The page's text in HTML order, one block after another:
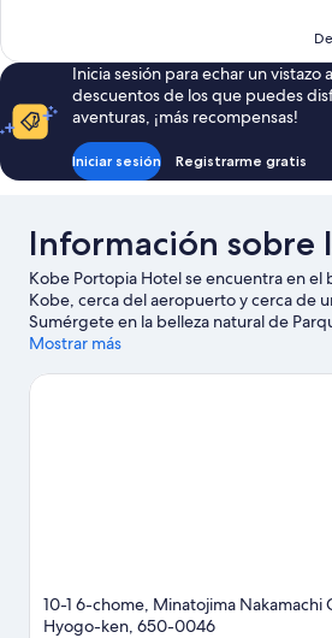
Inicia sesión para echar un vistazo
descuentos de los que puedes
aventuras, ¡más recompensas!
Iniciar sesión Registrarme gratis
Información sobre
Kobe Portopia Hotel se encuentra en el
Kobe, cerca del aeropuerto y cerca de
Sumérgete en la belleza natural de
Rokko antes de recorrer otras
Koshien. Si quieres aprovechar para ver
Mostrar más
10-1 6-chome, Minatojima Nakamachi
Hyogo-ken, 650-0046